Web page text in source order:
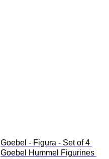
Goebel - Figura - Set of 4
Goebel Hummel Figurines